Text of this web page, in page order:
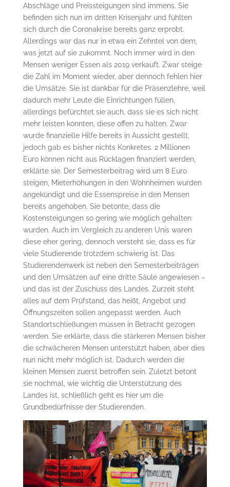
Abschläge und Preissteigungen sind immens. Sie
befinden sich nun im dritten Krisenjahr und fühlten
sich durch die Coronakrise bereits ganz erprobt.
Allerdings war das nur in etwa ein Zehntel von dem,
was jetzt auf sie zukommt. Noch immer wird in den
Mensen weniger Essen als 2019 verkauft. Zwar steige
die Zahl im Moment wieder, aber dennoch fehlen hier
die Umsätze. Sie ist dankbar für die Präsenzlehre, weil
dadurch mehr Leute die Einrichtungen füllen,
allerdings befürchtet sie auch, dass sie es sich nicht
mehr leisten könnten, diese offen zu halten. Zwar
wurde finanzielle Hilfe bereits in Aussicht gestellt,
jedoch gab es bisher nichts Konkretes. 2 Millionen
Euro können nicht aus Rücklagen finanziert werden,
erklärte sie. Der Semesterbeitrag wird um 8 Euro
steigen, Mieterhöhungen in den Wohnheimen wurden
angekündigt und die Essenspreise in den Mensen
bereits angehoben. Sie betonte, dass die
Kostensteigungen so gering wie möglich gehalten
wurden. Auch im Vergleich zu anderen Unis waren
diese eher gering, dennoch versteht sie, dass es für
viele Studierende trotzdem schwierig ist. Das
Studierendenwerk ist neben den Semesterbeiträgen
und den Umsätzen auf eine dritte Säule angewiesen –
und das ist der Zuschuss des Landes. Zurzeit steht
alles auf dem Prüfstand, das heißt, Angebot und
Öffnungszeiten sollen angepasst werden. Auch
Standortschließungen müssen in Betracht gezogen
werden. Sie erklärte, dass die stärkeren Mensen bisher
die schwächeren Mensen unterstützt haben, aber dies
nun nicht mehr möglich ist. Dadurch werden die
kleinen Mensen zuerst betroffen sein. Zuletzt betont
sie nochmal, wie wichtig die Unterstützung des
Landes ist, schließlich geht es hier um die
Grundbedürfnisse der Studierenden.